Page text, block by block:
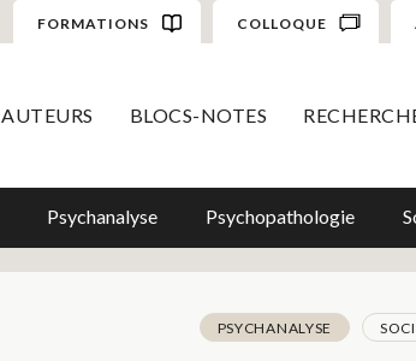
FORMATIONS COLLOQUE
AUTEURS BLOCS-NOTES
Psychanalyse Psychopathologie
PSYCHANALYSE